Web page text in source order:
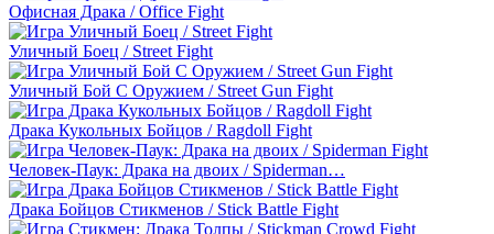
Офисная Драка / Office Fight
Уличный Боец / Street Fight
Уличный Бой С Оружием / Street Gun Fight
Драка Кукольных Бойцов / Ragdoll Fight
Человек-Паук: Драка на двоих / Spiderman…
Драка Бойцов Стикменов / Stick Battle Fight